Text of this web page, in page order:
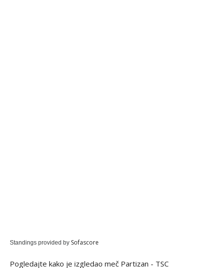
Standings provided by Sofascore
Pogledajte kako je izgledao meč Partizan - TSC